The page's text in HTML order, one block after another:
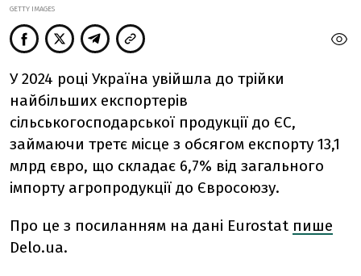
GETTY IMAGES
У 2024 році Україна увійшла до трійки
найбільших експортерів
сільськогосподарської продукції до ЄС,
займаючи третє місце з обсягом експорту 13,1
млрд євро, що складає 6,7% від загального
імпорту агропродукції до Євросоюзу.
Про це з посиланням на дані Eurostat пише
Delo.ua.